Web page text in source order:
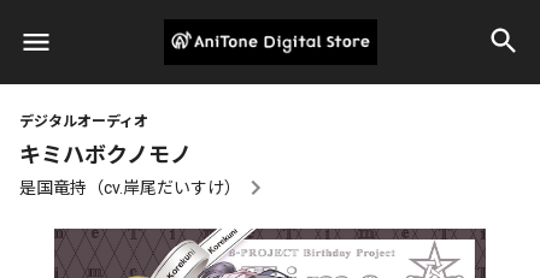
デジタルオーディオ
キミハボクノモノ
是国竜持（cv.岸尾だいすけ）